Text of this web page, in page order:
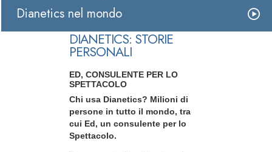
Dianetics nel mondo
DIANETICS: STORIE
PERSONALI
ED, CONSULENTE PER LO
SPETTACOLO
Chi usa Dianetics? Milioni di
persone in tutto il mondo, tra
cui Ed, un consulente per lo
Spettacolo.